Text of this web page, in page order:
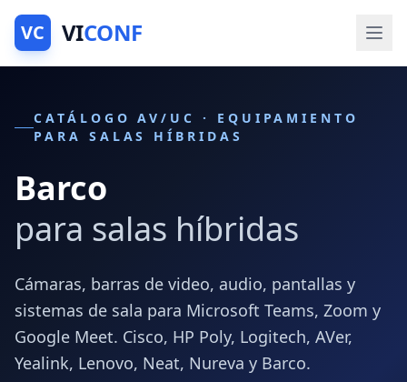
VC VICONF
CATÁLOGO AV/UC · EQUIPAMIENTO
PARA SALAS HÍBRIDAS
Barco
para salas híbridas
Cámaras, barras de video, audio, pantallas y
sistemas de sala para Microsoft Teams, Zoom y
Google Meet. Cisco, HP Poly, Logitech, AVer,
Yealink, Lenovo, Neat, Nureva y Barco.